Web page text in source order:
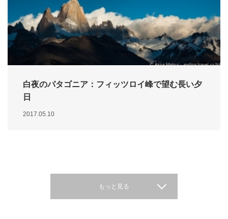
白夜のパタゴニア：フィッツロイ峰で望む長い夕
日
2017.05.10
もっと見る